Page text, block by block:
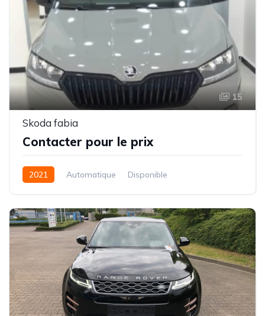
15
Skoda fabia
Contacter pour le prix
2021 Automatique Disponible